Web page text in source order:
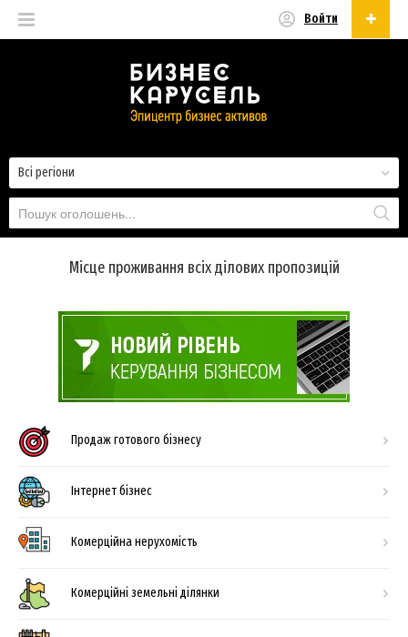
Войти
Всі регіони
Місце проживання всіх ділових пропозицій
Продаж готового бізнесу
Інтернет бізнес
Комерційна нерухомість
Комерційні земельні ділянки